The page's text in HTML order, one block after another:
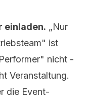
einladen. „Nur
ist
nicht -
Veranstaltung.
die Event-